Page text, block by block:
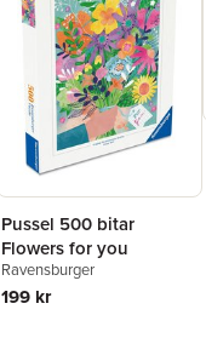
Pussel 500 bitar
Flowers for you
Ravensburger
199 kr